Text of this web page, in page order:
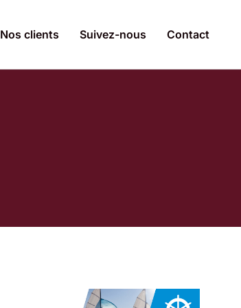
Nos clients Suivez-nous Contact